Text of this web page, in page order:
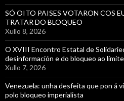
SÓ OITO PAISES VOTARON COS
TRATAR DO BLOQUEO
Xullo 8, 2026
O XVIII Encontro Estatal de
desinformación e do bloqueo ao límite
Xullo 7, 2026
Venezuela: unha desfeita que pon á
polo bloqueo imperialista